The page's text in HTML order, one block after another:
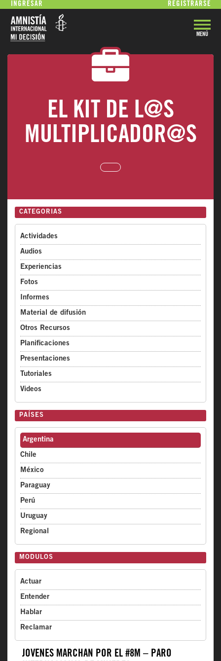
INGRESAR REGISTRARSE
MENÚ
VOLVER
EL KIT DE L@S
MULTIPLICADOR@S
CATEGORIAS
Actividades
Audios
Experiencias
Fotos
Informes
Material de difusión
Otros Recursos
Planificaciones
Presentaciones
Tutoriales
Videos
PAÍSES
Argentina
Chile
México
Paraguay
Perú
Uruguay
Regional
MODULOS
Actuar
Entender
Hablar
Reclamar
JÓVENES MARCHAN POR EL #8M – PARO